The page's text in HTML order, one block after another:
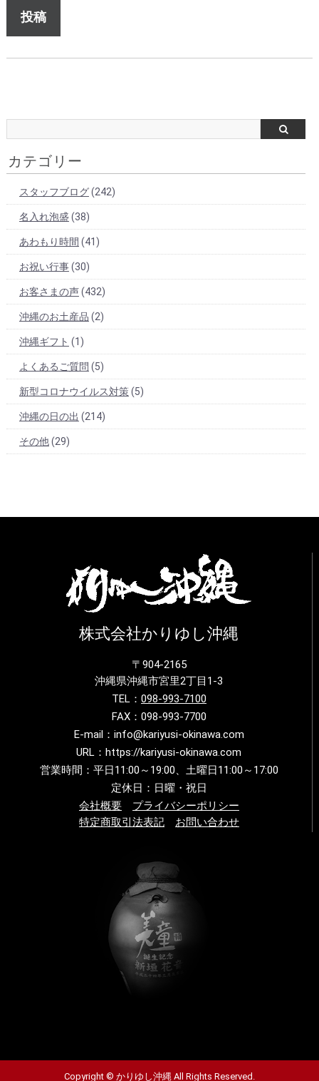
カテゴリー
スタッフブログ(242)
名入れ泡盛 (38)
あわもり時間 (41)
お祝い行事(30)
お客さまの声(432)
沖縄のお土産品 (2)
沖縄ギフト (1)
よくあるご質問 (5)
新型コロナウイルス対策(5)
沖縄の日の出 (214)
その他(29)
株式会社かりゆし沖縄
〒904-2165
沖縄県沖縄市宮里2丁目1-3
TEL： 098-993-7100
FAX：098-993-7700
E-mail：info@kariyusi-okinawa.com
URL：https://kariyusi-okinawa.com
営業時間：平日11:00～19:00、土曜日11:00～17:00
定休日：日曜・祝日
会社概要
プライバシーポリシー
特定商取引法表記
お問い合わせ
Copyright © かりゆし沖縄 All Rights Reserved.